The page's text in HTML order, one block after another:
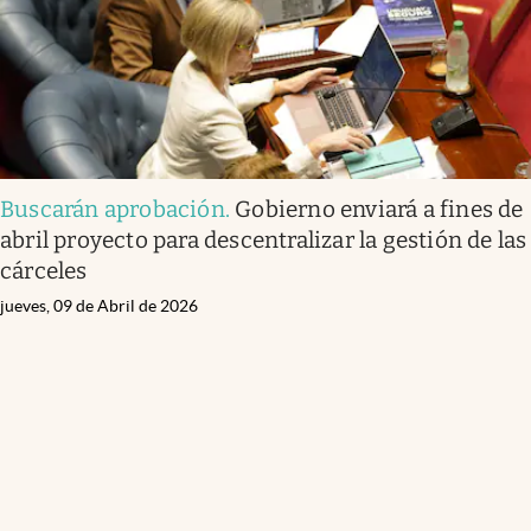
Buscarán aprobación. Gobierno enviará a fines de
abril proyecto para descentralizar la gestión de las
cárceles
jueves, 09 de Abril de 2026